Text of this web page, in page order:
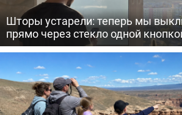
Шторы устарели: теперь мы
прямо через стекло одной